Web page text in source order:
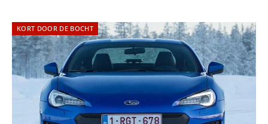
KORT DOOR DE BOCHT